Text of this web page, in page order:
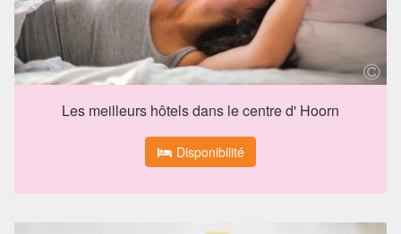
Les meilleurs hôtels dans le centre d' Hoorn
Disponibilité